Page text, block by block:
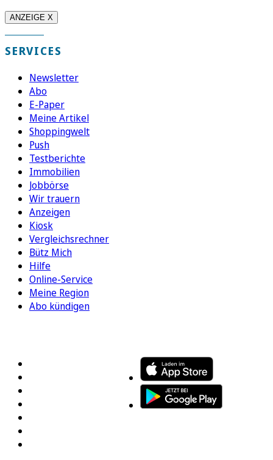
ANZEIGE X
SERVICES
Newsletter
Abo
E-Paper
Meine Artikel
Shoppingwelt
Push
Testberichte
Immobilien
Jobbörse
Wir trauern
Anzeigen
Kiosk
Vergleichsrechner
Bütz Mich
Hilfe
Online-Service
Meine Region
Abo kündigen